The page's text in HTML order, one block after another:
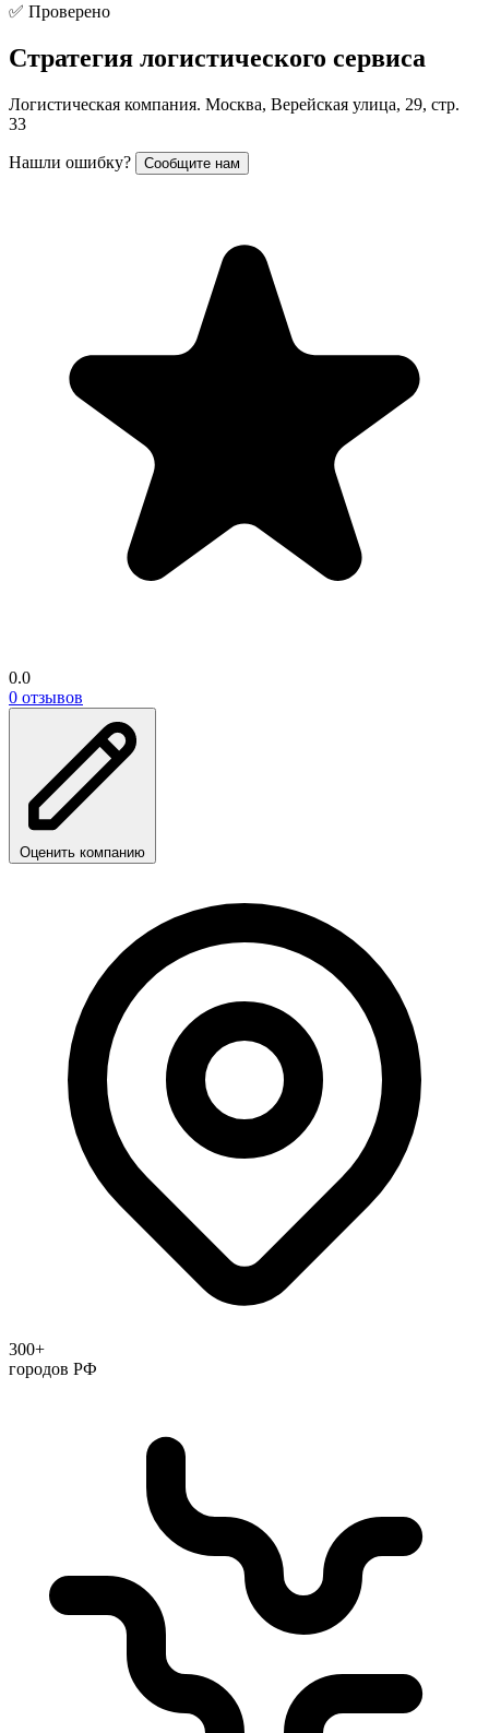
✅ Проверено
Стратегия логистического сервиса
Логистическая компания. Москва, Верейская улица, 29, стр.
33
Нашли ошибку? Сообщите нам
0.0
0 отзывов
Оценить компанию
300+
городов РФ